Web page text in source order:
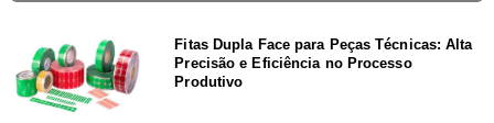
Fitas Dupla Face para Peças Técnicas: Alta
Precisão e Eficiência no Processo
Produtivo